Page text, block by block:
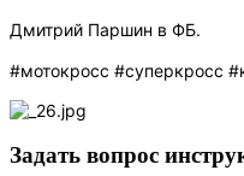
Дмитрий Паршин в ФБ.
#мотокросс #суперкросс
Задать вопрос